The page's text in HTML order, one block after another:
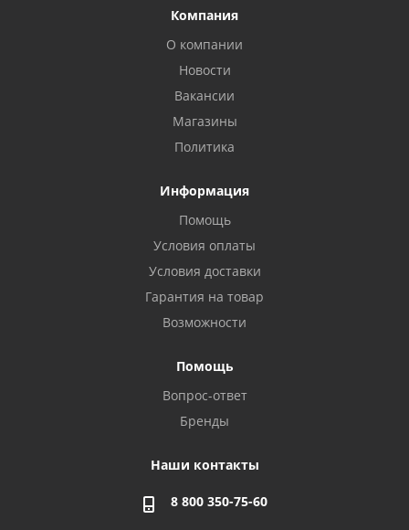
Компания
О компании
Новости
Вакансии
Магазины
Политика
Информация
Помощь
Условия оплаты
Условия доставки
Гарантия на товар
Возможности
Помощь
Вопрос-ответ
Бренды
Наши контакты
8 800 350-75-60